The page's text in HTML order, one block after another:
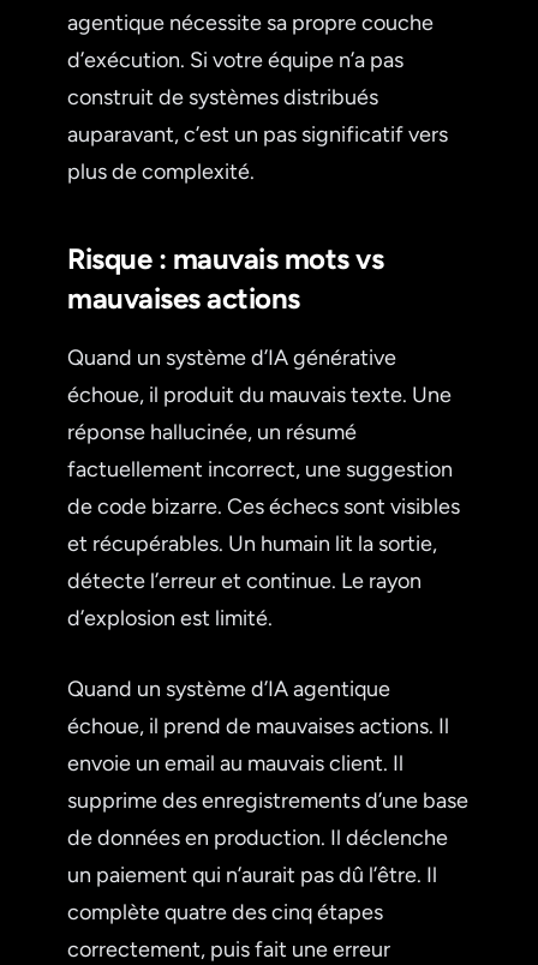
agentique nécessite sa propre couche
d’exécution. Si votre équipe n’a pas
construit de systèmes distribués
auparavant, c’est un pas significatif vers
plus de complexité.
Risque : mauvais mots vs
mauvaises actions
Quand un système d’IA générative
échoue, il produit du mauvais texte. Une
réponse hallucinée, un résumé
factuellement incorrect, une suggestion
de code bizarre. Ces échecs sont visibles
et récupérables. Un humain lit la sortie,
détecte l’erreur et continue. Le rayon
d’explosion est limité.
Quand un système d’IA agentique
échoue, il prend de mauvaises actions. Il
envoie un email au mauvais client. Il
supprime des enregistrements d’une base
de données en production. Il déclenche
un paiement qui n’aurait pas dû l’être. Il
complète quatre des cinq étapes
correctement, puis fait une erreur